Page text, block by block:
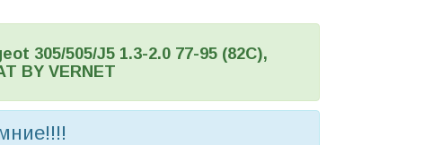
305/505/J5 1.3-2.0 77-95 (82C),
BY VERNET